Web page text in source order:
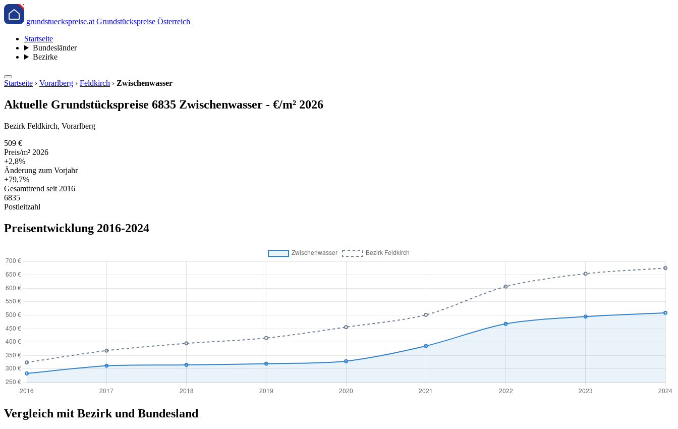
grundstueckspreise.at Grundstückspreise Österreich
Startseite
Bundesländer
Bezirke
Startseite › Vorarlberg › Feldkirch › Zwischenwasser
Aktuelle Grundstückspreise 6835 Zwischenwasser - €/m² 2026
Bezirk Feldkirch, Vorarlberg
509 €
Preis/m² 2026
+2,8%
Änderung zum Vorjahr
+79,7%
Gesamttrend seit 2016
6835
Postleitzahl
Preisentwicklung 2016-2024
Vergleich mit Bezirk und Bundesland